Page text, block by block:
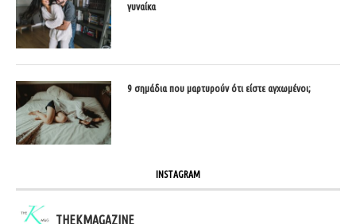
γυναίκα
9 σημάδια που μαρτυρούν ότι είστε αγχωμένοι;
INSTAGRAM
THEKMAGAZINE